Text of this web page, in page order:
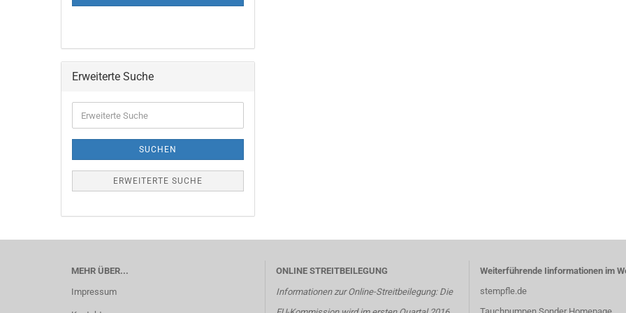
Erweiterte Suche
Suche
SUCHEN
ERWEITERTE SUCHE
MEHR ÜBER...
Impressum
ONLINE STREITBEILEGUNG
Informationen zur Online-Streitbeilegung: Die
Weiterführende Iinformationen im
stempfle.de